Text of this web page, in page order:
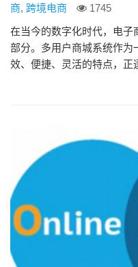
商, 跨境电商
1745
在当今的数字化时代，电子
部分。多用户商城系统作为
效、便捷、灵活的特点，正
睐。那么，多用户商城系
客户。同时，多用户…